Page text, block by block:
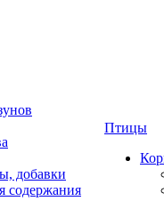
добавки
содержания
Птицы